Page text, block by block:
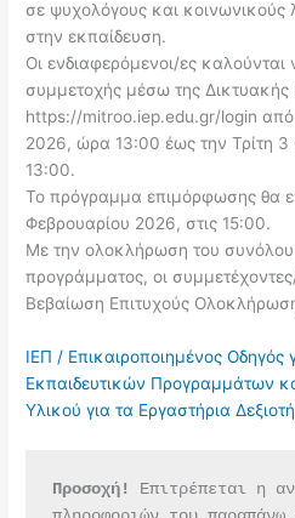
σε ψυχολόγους και κοινωνικούς
στην εκπαίδευση.
Οι ενδιαφερόμενοι/ες
συμμετοχής μέσω της Δικτυακής
https://mitroo.iep.edu.gr/login από
2026, ώρα 13:00 έως την Τρίτη
13:00.
Το πρόγραμμα επιμόρφωσης θα
Φεβρουαρίου 2026, στις 15:00.
Με την ολοκλήρωση του
προγράμματος, οι
Βεβαίωση Επιτυχούς
ΙΕΠ / Επικαιροποιημένος Οδηγός
Εκπαιδευτικών Προγραμμάτων
Υλικού για τα Εργαστήρια
Προσοχή!
Επιτρέπεται η